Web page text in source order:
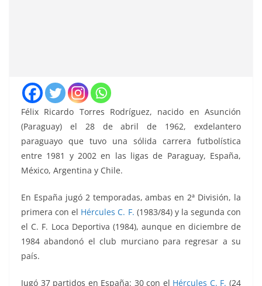
Félix Ricardo Torres Rodríguez, nacido en Asunción
(Paraguay) el 28 de abril de 1962, exdelantero
paraguayo que tuvo una sólida carrera futbolística
entre 1981 y 2002 en las ligas de Paraguay, España,
México, Argentina y Chile.
En España jugó 2 temporadas, ambas en 2ª División, la
primera con el Hércules C. F. (1983/84) y la segunda con
el C. F. Loca Deportiva (1984), aunque en diciembre de
1984 abandonó el club murciano para regresar a su
país.
Jugó 37 partidos en España: 30 con el Hércules C. F. (24